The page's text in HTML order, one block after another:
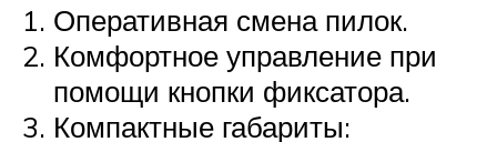
Оперативная смена пилок.
Комфортное управление при
помощи кнопки фиксатора.
Компактные габариты: